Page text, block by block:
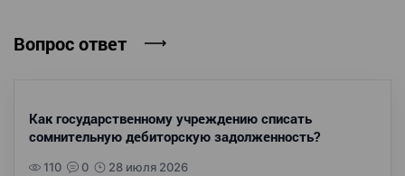
Вопрос ответ
Как государственному учреждению списать
сомнительную дебиторскую задолженность?
110 0 28 июля 2026